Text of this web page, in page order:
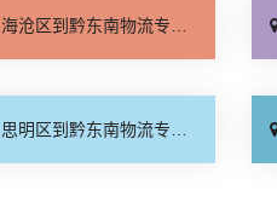
海沧区到黔东南物流专线_专线查询「实时反馈」
思明区到黔东南物流专线_零担配货「高效快运」